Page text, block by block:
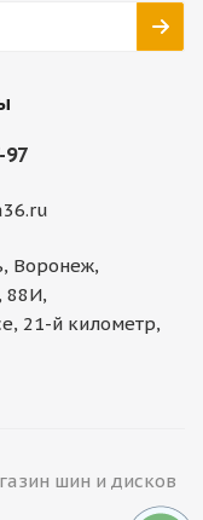
97
Воронеж,
88И,
21-й километр,
шин и дисков